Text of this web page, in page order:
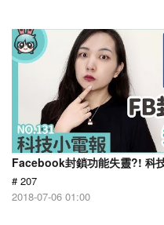
Facebook封鎖功能失靈?! 科
# 207
2018-07-06 01:00